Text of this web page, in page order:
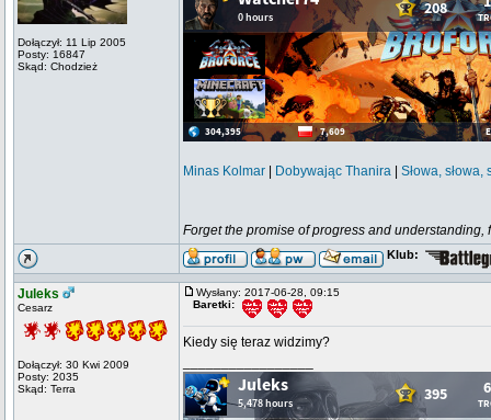
Dołączył: 11 Lip 2005
Posty: 16847
Skąd: Chodzież
Minas Kolmar Dobywając Thanira Słowa, słowa,
Forget the promise of progress and
Klub:
Juleks
Cesarz
Dołączył: 30 Kwi 2009
Posty: 2035
Skąd: Terra
Wysłany: 2017-06-28, 09:15
Baretki:
Kiedy się teraz widzimy?